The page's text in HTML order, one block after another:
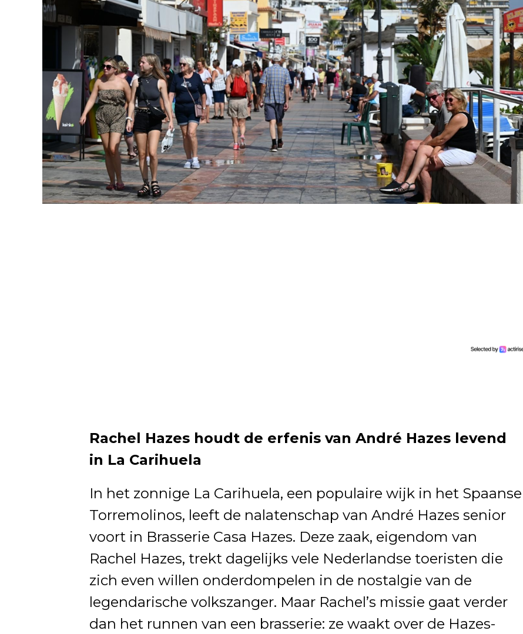
Rachel Hazes houdt de erfenis van André Hazes levend
in La Carihuela
In het zonnige La Carihuela, een populaire wijk in het Spaanse
Torremolinos, leeft de nalatenschap van André Hazes senior
voort in Brasserie Casa Hazes. Deze zaak, eigendom van
Rachel Hazes, trekt dagelijks vele Nederlandse toeristen die
zich even willen onderdompelen in de nostalgie van de
legendarische volkszanger. Maar Rachel’s missie gaat verder
dan het runnen van een brasserie: ze waakt over de Hazes-